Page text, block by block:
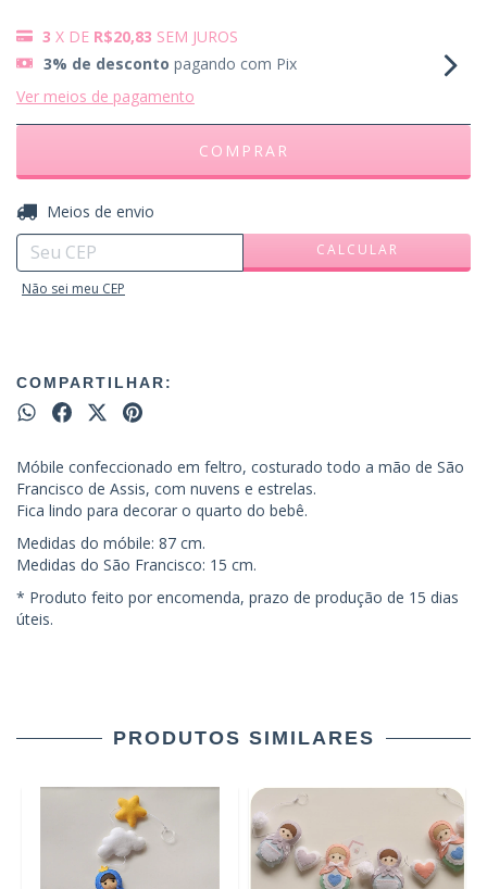
3 X DE R$20,83 SEM JUROS
3% de desconto pagando com Pix
Ver meios de pagamento
Entregas para o CEP:
Meios de envio
CALCULAR
Não sei meu CEP
COMPARTILHAR:
Móbile confeccionado em feltro, costurado todo a mão de São
Francisco de Assis, com nuvens e estrelas.
Fica lindo para decorar o quarto do bebê.
Medidas do móbile: 87 cm.
Medidas do São Francisco: 15 cm.
* Produto feito por encomenda, prazo de produção de 15 dias
úteis.
PRODUTOS SIMILARES